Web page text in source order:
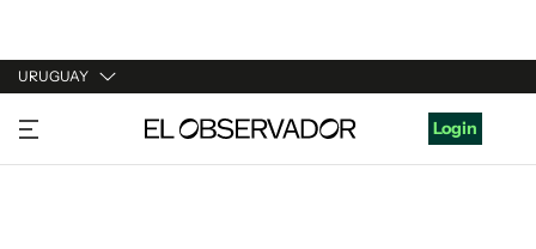
URUGUAY
URUGUAY
ARGENTINA
Login